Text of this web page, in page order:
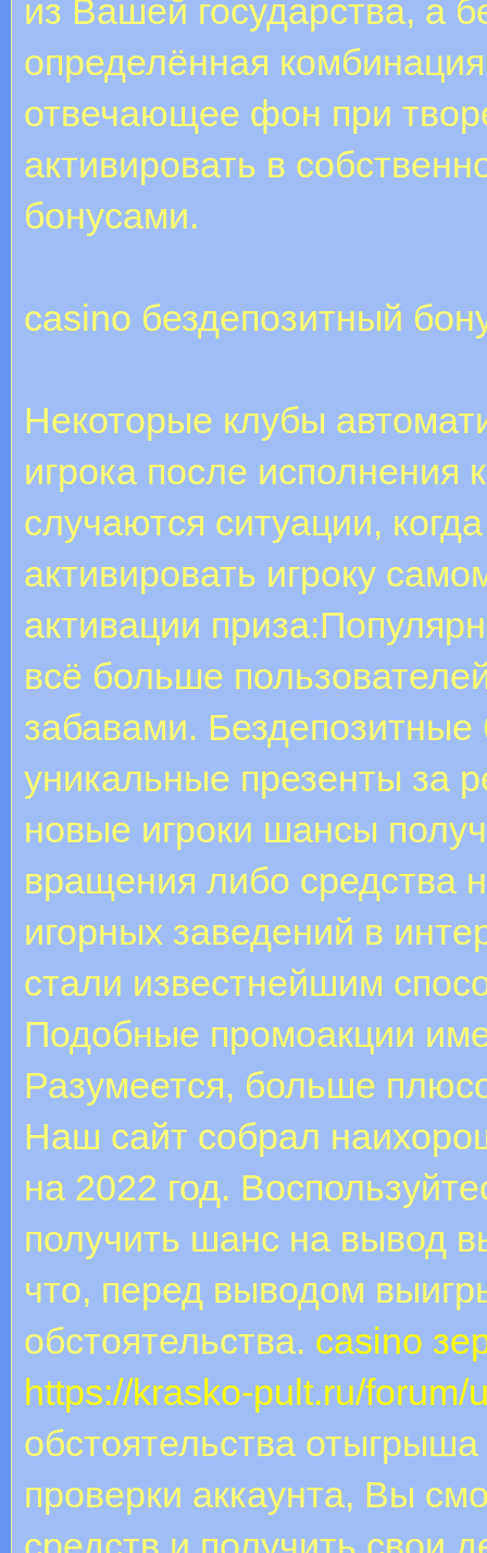
из Вашей государства, а
определённая
отвечающее фон при
активировать в
бонусами.
casino бездепозитный
Некоторые клубы
игрока после исполнения
случаются ситуации,
активировать игроку
активации
всё больше
забавами. Бездепозитные
уникальные презенты за
новые игроки шансы
вращения либо средства
игорных заведений в
стали известнейшим
Подобные промоакции
Разумеется, больше
Наш сайт собрал
на 2022 год.
получить шанс на вывод
что, перед выводом
обстоятельства. casino
https://krasko-pult.ru/forum/
обстоятельства
проверки аккаунта, Вы